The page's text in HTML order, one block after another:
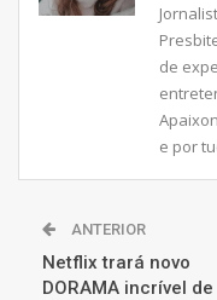
de
e por
ANTERIOR
Netflix trará novo
DORAMA incrível de